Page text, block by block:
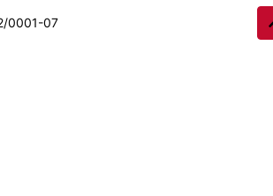
0001-07